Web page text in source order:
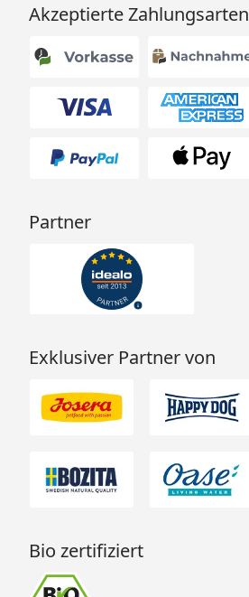
Akzeptierte Zahlungsarten
Partner
Exklusiver Partner von
Bio zertifiziert